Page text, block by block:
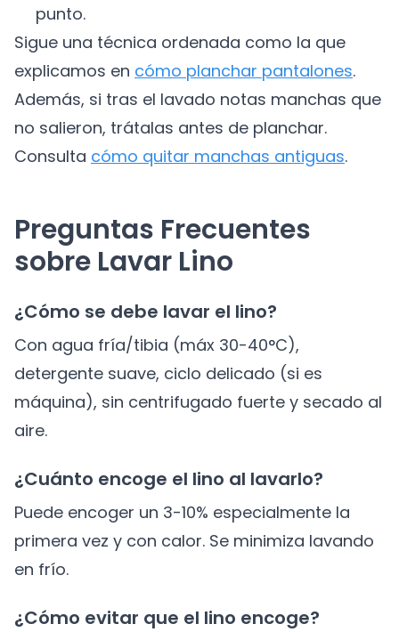
punto.
Sigue una técnica ordenada como la que
explicamos en cómo planchar pantalones.
Además, si tras el lavado notas manchas que
no salieron, trátalas antes de planchar.
Consulta cómo quitar manchas antiguas.
Preguntas Frecuentes
sobre Lavar Lino
¿Cómo se debe lavar el lino?
Con agua fría/tibia (máx 30-40°C),
detergente suave, ciclo delicado (si es
máquina), sin centrifugado fuerte y secado al
aire.
¿Cuánto encoge el lino al lavarlo?
Puede encoger un 3-10% especialmente la
primera vez y con calor. Se minimiza lavando
en frío.
¿Cómo evitar que el lino encoge?